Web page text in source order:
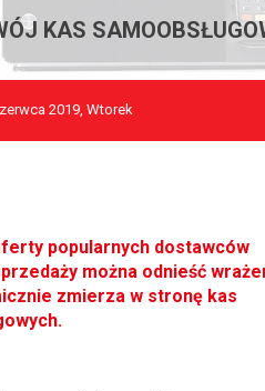
KAS
2019, Wtorek
popularnych dostawców
można odnieść
zmierza w stronę kas